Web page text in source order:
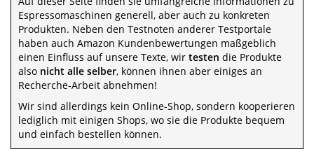
Espressomaschinen generell, aber auch zu konkreten
Produkten. Neben den Testnoten anderer Testportale
haben auch Amazon Kundenbewertungen maßgeblich
einen Einfluss auf unsere Texte, wir testen die Produkte
also nicht alle selber, können ihnen aber einiges an
Recherche-Arbeit abnehmen!
Wir sind allerdings kein Online-Shop, sondern kooperieren
lediglich mit einigen Shops, wo sie die Produkte bequem
und einfach bestellen können.